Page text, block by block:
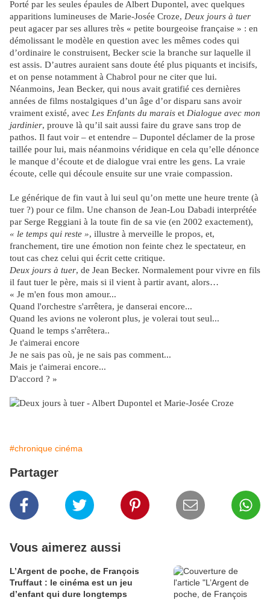
Porté par les seules épaules de Albert Dupontel, avec quelques
apparitions lumineuses de Marie-Josée Croze, Deux jours à tuer
peut agacer par ses allures très « petite bourgeoise française » : en
démolissant le modèle en question avec les mêmes codes qui
d’ordinaire le construisent, Becker scie la branche sur laquelle il
est assis. D’autres auraient sans doute été plus piquants et incisifs,
et on pense notamment à Chabrol pour ne citer que lui.
Néanmoins, Jean Becker, qui nous avait gratifié ces dernières
années de films nostalgiques d’un âge d’or disparu sans avoir
vraiment existé, avec Les Enfants du marais et Dialogue avec mon
jardinier, prouve là qu’il sait aussi faire du grave sans trop de
pathos. Il faut voir – et entendre – Dupontel déclamer de la prose
taillée pour lui, mais néanmoins véridique en cela qu’elle dénonce
le manque d’écoute et de dialogue vrai entre les gens. La vraie
écoute, celle qui découle ensuite sur une vraie compassion.
Le générique de fin vaut à lui seul qu’on mette une heure trente (à
tuer ?) pour ce film. Une chanson de Jean-Lou Dabadi interprétée
par Serge Reggiani à la toute fin de sa vie (en 2002 exactement),
« le temps qui reste », illustre à merveille le propos, et,
franchement, tire une émotion non feinte chez le spectateur, en
tout cas chez celui qui écrit cette critique.
Deux jours à tuer, de Jean Becker. Normalement pour vivre en fils
il faut tuer le père, mais si il vient à partir avant, alors…
« Je m'en fous mon amour...
Quand l'orchestre s'arrêtera, je danserai encore...
Quand les avions ne voleront plus, je volerai tout seul...
Quand le temps s'arrêtera..
Je t'aimerai encore
Je ne sais pas où, je ne sais pas comment...
Mais je t'aimerai encore...
D'accord ? »
#chronique cinéma
Partager
Vous aimerez aussi
L’Argent de poche, de François
Truffaut : le cinéma est un jeu
d’enfant qui dure longtemps